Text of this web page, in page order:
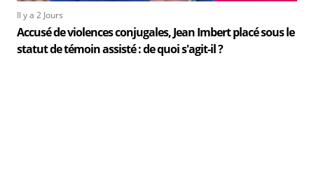
Il y a 2 Jours
Accusé de violences conjugales, Jean Imbert placé sous le
statut de témoin assisté : de quoi s'agit-il ?